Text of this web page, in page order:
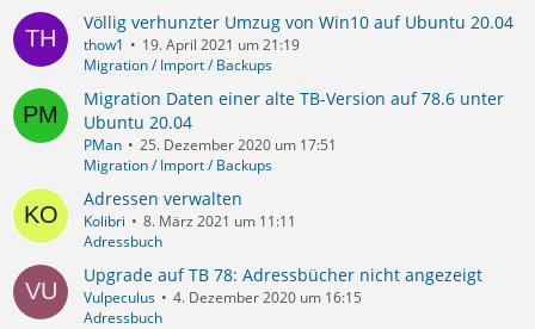
Völlig verhunzter Umzug von Win10 auf Ubuntu 20.04
thow1
19. April 2021 um 21:19
Migration / Import / Backups
Migration Daten einer alte TB-Version auf 78.6 unter
Ubuntu 20.04
PMan
25. Dezember 2020 um 17:51
Migration / Import / Backups
Adressen verwalten
Kolibri
8. März 2021 um 11:11
Adressbuch
Upgrade auf TB 78: Adressbücher nicht angezeigt
Vulpeculus
4. Dezember 2020 um 16:15
Adressbuch